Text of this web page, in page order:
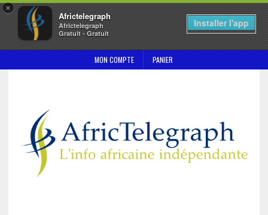
×
Africtelegraph
Africtelegraph
Gratuit - Gratuit
Installer l'app
MON COMPTE PANIER